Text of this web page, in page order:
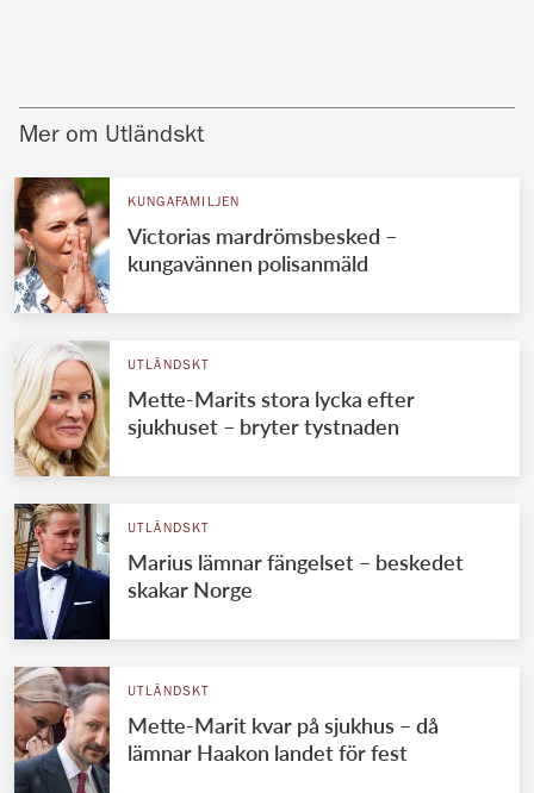
Mer om Utländskt
KUNGAFAMILJEN
Victorias mardrömsbesked –
kungavännen polisanmäld
UTLÄNDSKT
Mette-Marits stora lycka efter
sjukhuset – bryter tystnaden
UTLÄNDSKT
Marius lämnar fängelset – beskedet
skakar Norge
UTLÄNDSKT
Mette-Marit kvar på sjukhus – då
lämnar Haakon landet för fest